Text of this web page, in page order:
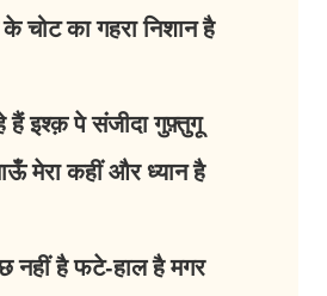
चोट का गहरा निशान है
हैं इश्क़ पे संजीदा गुफ़्तुगू
मेरा कहीं और ध्यान है
नहीं है फटे-हाल है मगर